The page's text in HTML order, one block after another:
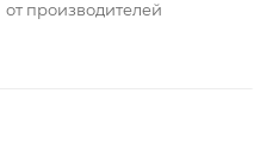
от производителей